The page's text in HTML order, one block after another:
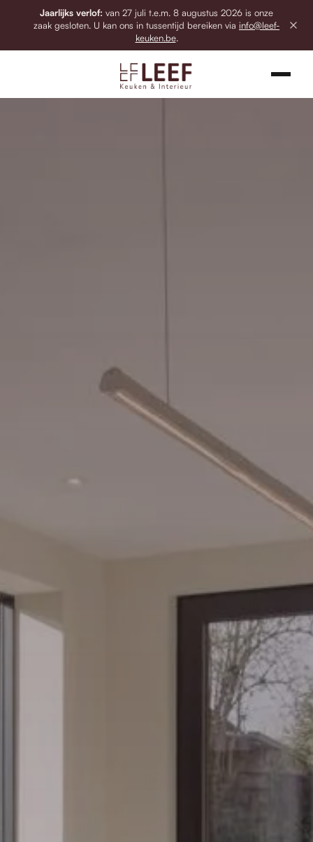
Jaarlijks verlof: van 27 juli t.e.m. 8 augustus 2026 is onze
zaak gesloten. U kan ons in tussentijd bereiken via info@leef-
keuken.be.